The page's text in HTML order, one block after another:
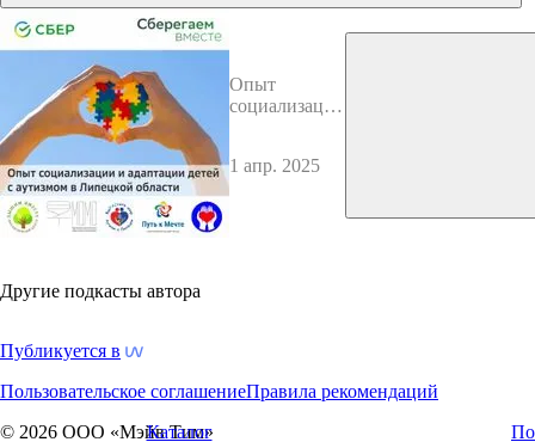
Каталог
Опыт
социализации
аутизмом в
1 апр. 2025
Другие подкасты автора
Публикуется в
Пользовательское соглашениеПравила рекомендаций
© 2026 ООО «Мэйв Тим»